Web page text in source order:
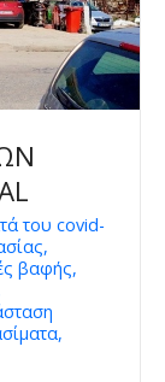
του covid-
βαφής,